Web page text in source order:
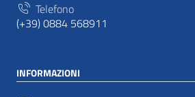
Telefono
(+39) 0884 568911
INFORMAZIONI